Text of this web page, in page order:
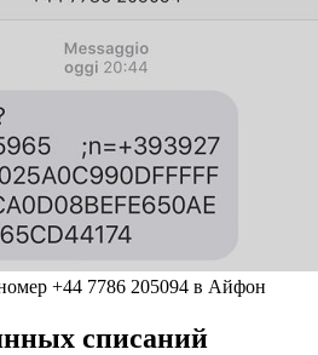
+44 7786 205094 в Айфон
списаний